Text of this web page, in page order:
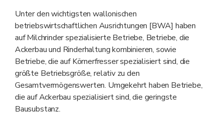
Unter den wichtigsten wallonischen
betriebswirtschaftlichen Ausrichtungen [BWA] haben
auf Milchrinder spezialisierte Betriebe, Betriebe, die
Ackerbau und Rinderhaltung kombinieren, sowie
Betriebe, die auf Körnerfresser spezialisiert sind, die
größte Betriebsgröße, relativ zu den
Gesamtvermögenswerten. Umgekehrt haben Betriebe,
die auf Ackerbau spezialisiert sind, die geringste
Bausubstanz.